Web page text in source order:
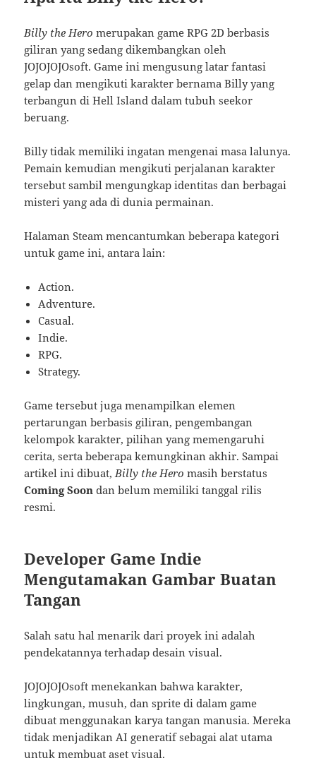
Billy the Hero merupakan game RPG 2D berbasis
giliran yang sedang dikembangkan oleh
JOJOJOJOsoft. Game ini mengusung latar fantasi
gelap dan mengikuti karakter bernama Billy yang
terbangun di Hell Island dalam tubuh seekor
beruang.
Billy tidak memiliki ingatan mengenai masa lalunya.
Pemain kemudian mengikuti perjalanan karakter
tersebut sambil mengungkap identitas dan berbagai
misteri yang ada di dunia permainan.
Halaman Steam mencantumkan beberapa kategori
untuk game ini, antara lain:
Action.
Adventure.
Casual.
Indie.
RPG.
Strategy.
Game tersebut juga menampilkan elemen
pertarungan berbasis giliran, pengembangan
kelompok karakter, pilihan yang memengaruhi
cerita, serta beberapa kemungkinan akhir. Sampai
artikel ini dibuat, Billy the Hero masih berstatus
Coming Soon dan belum memiliki tanggal rilis
resmi.
Developer Game Indie
Mengutamakan Gambar Buatan
Tangan
Salah satu hal menarik dari proyek ini adalah
pendekatannya terhadap desain visual.
JOJOJOJOsoft menekankan bahwa karakter,
lingkungan, musuh, dan sprite di dalam game
dibuat menggunakan karya tangan manusia. Mereka
tidak menjadikan AI generatif sebagai alat utama
untuk membuat aset visual.